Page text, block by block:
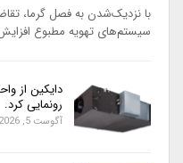
با نزدیک‌شدن به فصل گرما،
سیستم‌های تهویه مطبوع
رونمایی کرد.
آگوست 5, 2026